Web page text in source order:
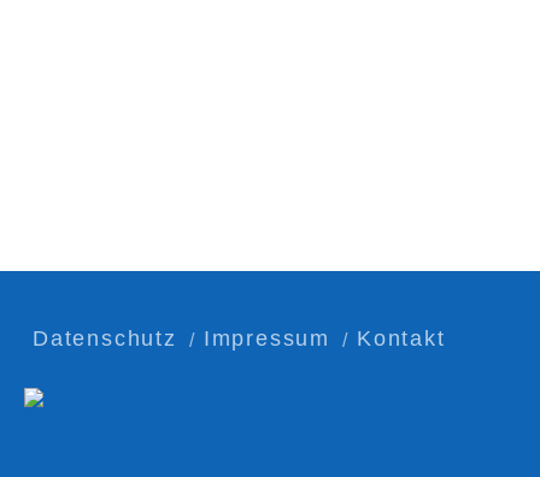
Datenschutz Impressum Kontakt